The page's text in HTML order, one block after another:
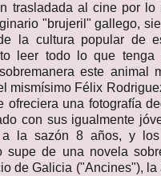
trasladada al cine por lo
"brujeril" gallego,
la cultura popular de
leer todo lo que
este animal
mismísimo Félix
ofreciera una fotografía
con sus igualmente
la sazón 8 años, y los
supe de una novela
de Galicia ("Ancines"), la